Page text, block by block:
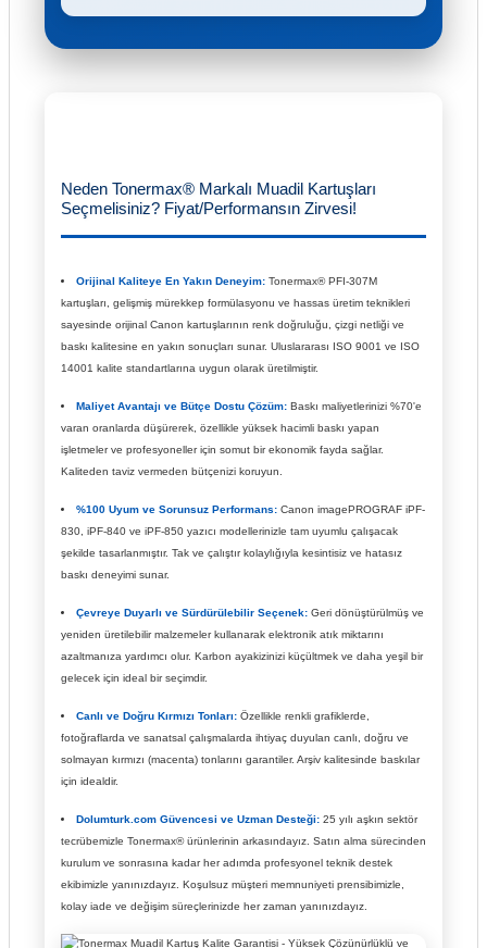
Neden Tonermax® Markalı Muadil Kartuşları
Seçmelisiniz? Fiyat/Performansın Zirvesi!
Orijinal Kaliteye En Yakın Deneyim: Tonermax® PFI-307M
kartuşları, gelişmiş mürekkep formülasyonu ve hassas üretim teknikleri
sayesinde orijinal Canon kartuşlarının renk doğruluğu, çizgi netliği ve
baskı kalitesine en yakın sonuçları sunar. Uluslararası ISO 9001 ve ISO
14001 kalite standartlarına uygun olarak üretilmiştir.
Maliyet Avantajı ve Bütçe Dostu Çözüm: Baskı maliyetlerinizi %70'e
varan oranlarda düşürerek, özellikle yüksek hacimli baskı yapan
işletmeler ve profesyoneller için somut bir ekonomik fayda sağlar.
Kaliteden taviz vermeden bütçenizi koruyun.
%100 Uyum ve Sorunsuz Performans: Canon imagePROGRAF iPF-
830, iPF-840 ve iPF-850 yazıcı modellerinizle tam uyumlu çalışacak
şekilde tasarlanmıştır. Tak ve çalıştır kolaylığıyla kesintisiz ve hatasız
baskı deneyimi sunar.
Çevreye Duyarlı ve Sürdürülebilir Seçenek: Geri dönüştürülmüş ve
yeniden üretilebilir malzemeler kullanarak elektronik atık miktarını
azaltmanıza yardımcı olur. Karbon ayakizinizi küçültmek ve daha yeşil bir
gelecek için ideal bir seçimdir.
Canlı ve Doğru Kırmızı Tonları: Özellikle renkli grafiklerde,
fotoğraflarda ve sanatsal çalışmalarda ihtiyaç duyulan canlı, doğru ve
solmayan kırmızı (macenta) tonlarını garantiler. Arşiv kalitesinde baskılar
için idealdir.
Dolumturk.com Güvencesi ve Uzman Desteği: 25 yılı aşkın sektör
tecrübemizle Tonermax® ürünlerinin arkasındayız. Satın alma sürecinden
kurulum ve sonrasına kadar her adımda profesyonel teknik destek
ekibimizle yanınızdayız. Koşulsuz müşteri memnuniyeti prensibimizle,
kolay iade ve değişim süreçlerinizde her zaman yanınızdayız.